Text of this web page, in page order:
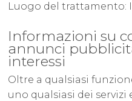
Luogo del trattamento:
Informazioni su
annunci
interessi
Oltre a qualsiasi
uno qualsiasi dei